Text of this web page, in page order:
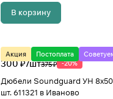
В корзину
Акция Постоплата
300 ₽/шт375 ₽ -20%
Дюбели Soundguard УН
шт. 611321 в Иваново